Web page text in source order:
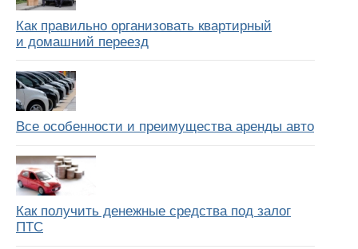
Как правильно организовать квартирный
и домашний переезд
Все особенности и преимущества аренды авто
Как получить денежные средства под залог
ПТС